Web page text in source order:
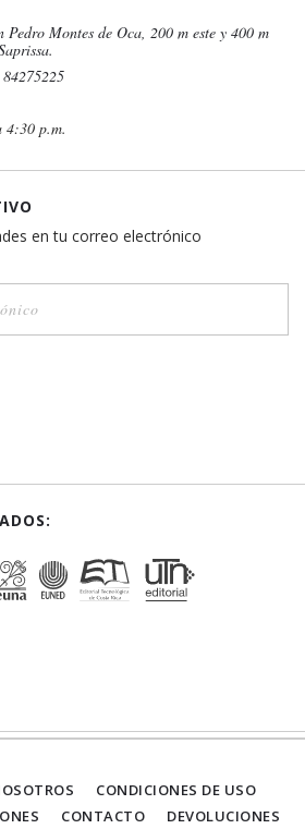
Montes de Oca, 200 m este y 400 m
4:30 p.m.
en tu correo electrónico
CONDICIONES DE USO
CONTACTO DEVOLUCIONES